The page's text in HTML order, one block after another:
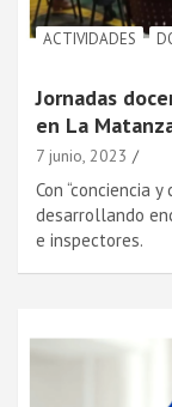
ACTIVIDADES
Jornadas
en La
7 junio, 2023
Con “conciencia
desarrollando
e inspectores.